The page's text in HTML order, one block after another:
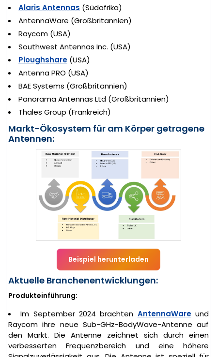
Alaris Antennas (Südafrika)
AntennaWare (Großbritannien)
Raycom (USA)
Southwest Antennas Inc. (USA)
Ploughshare (USA)
Antenna PRO (USA)
BAE Systems (Großbritannien)
Panorama Antennas Ltd (Großbritannien)
Thales Group (Frankreich)
Markt-Ökosystem für am Körper getragene
Antennen:
Beispiel herunterladen
Aktuelle Branchenentwicklungen:
Produkteinführung:
Im September 2024 brachten AntennaWareund
Raycom ihre neue Sub-GHz-BodyWave-Antenne auf
den Markt. Die Antenne zeichnet sich durch einen
verbesserten Frequenzbereich und eine höhere